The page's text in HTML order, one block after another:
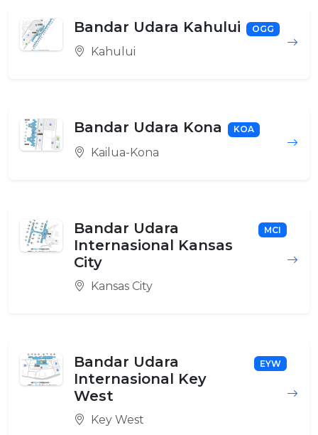
Bandar Udara Kahului OGG
Kahului
Bandar Udara Kona KOA
Kailua-Kona
Bandar Udara
Internasional Kansas
City
MCI
Kansas City
Bandar Udara
Internasional Key
West
EYW
Key West